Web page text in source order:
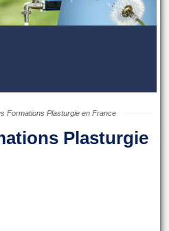
Formations Plasturgie en France
Plasturgie